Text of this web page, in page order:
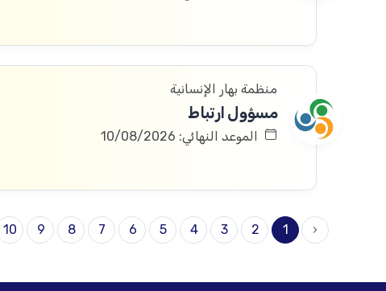
منظمة بهار الإنسانية
مسؤول ارتباط
الموعد النهائي: 10/08/2026
‹
1
2
3
4
5
6
7
8
9
10